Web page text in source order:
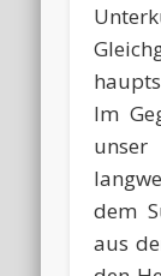
Im
dem
aus